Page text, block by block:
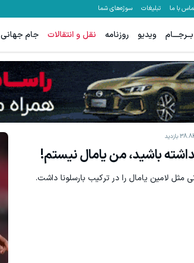
با ما تبلیغات سوژه‌های شما
ویدیو روزنامه نقل و انتقالات جام جهانی
بازدید
باشید، من یامال نیستم!
مثل لامین یامال را در ترکیب بارسلونا داشت.